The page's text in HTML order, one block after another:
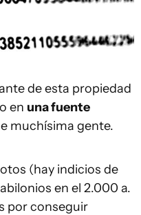
de esta propiedad
en una fuente
muchísima gente.
(hay indicios de
en el 2.000 a.
por conseguir